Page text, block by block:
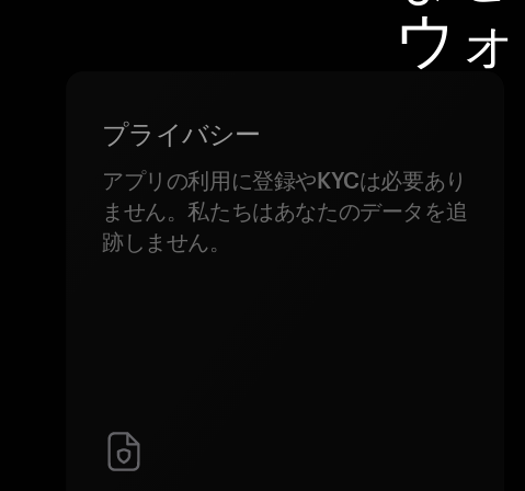
ウ
プライバシー
アプリの利用に登録やKYCは必要あり
ません。私たちはあなたのデータを追
跡しません。